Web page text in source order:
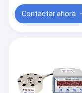
Contactar ahora